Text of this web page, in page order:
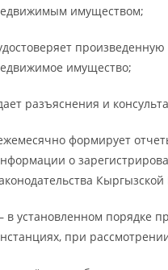
имуществом;
имущество;
разъяснения и
формирует
о
Кыргызской
в установленном порядке
при